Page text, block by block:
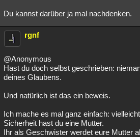
Du kannst darüber ja mal nachdenken.
rgnf
@Anonymous
Hast du doch selbst geschrieben:
deines Glaubens.
Und natürlich ist das ein beweis.
Ich mache es mal ganz einfach:
Sicherheit hast du eine Mutter.
Ihr als Geschwister werdet eure Mutter